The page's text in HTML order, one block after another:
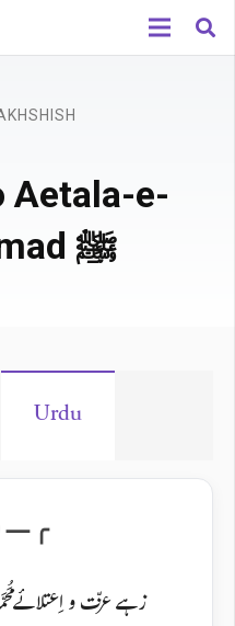
Aetala-e-
Muhammad ﷺ
Urdu
زہے عزّت و اِعتلائے